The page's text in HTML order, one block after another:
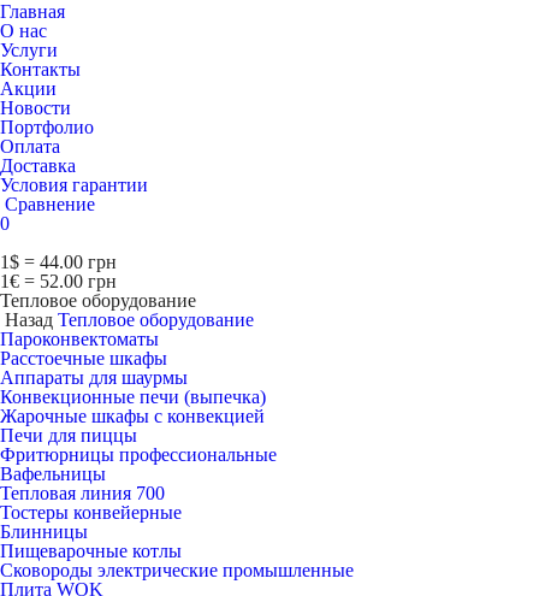
Главная
О нас
Услуги
Контакты
Акции
Новости
Портфолио
Оплата
Доставка
Условия гарантии
Сравнение
0
1$ = 44.00 грн
1€ = 52.00 грн
Тепловое оборудование
Назад Тепловое оборудование
Пароконвектоматы
Расcтоечные шкафы
Аппараты для шаурмы
Конвекционные печи (выпечка)
Жарочные шкафы с конвекцией
Печи для пиццы
Фритюрницы профессиональные
Вафельницы
Тепловая линия 700
Тостеры конвейерные
Блинницы
Пищеварочные котлы
Сковороды электрические промышленные
Плита WOK